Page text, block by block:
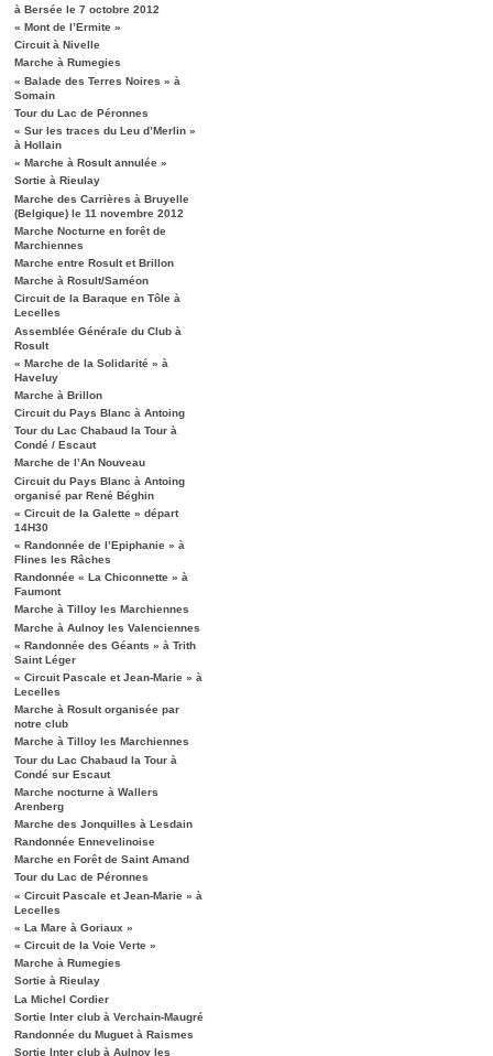
à Bersée le 7 octobre 2012
« Mont de l’Ermite »
Circuit à Nivelle
Marche à Rumegies
« Balade des Terres Noires » à
Somain
Tour du Lac de Péronnes
« Sur les traces du Leu d’Merlin »
à Hollain
« Marche à Rosult annulée »
Sortie à Rieulay
Marche des Carrières à Bruyelle
(Belgique) le 11 novembre 2012
Marche Nocturne en forêt de
Marchiennes
Marche entre Rosult et Brillon
Marche à Rosult/Saméon
Circuit de la Baraque en Tôle à
Lecelles
Assemblée Générale du Club à
Rosult
« Marche de la Solidarité » à
Haveluy
Marche à Brillon
Circuit du Pays Blanc à Antoing
Tour du Lac Chabaud la Tour à
Condé / Escaut
Marche de l’An Nouveau
Circuit du Pays Blanc à Antoing
organisé par René Béghin
« Circuit de la Galette » départ
14H30
« Randonnée de l’Epiphanie » à
Flines les Râches
Randonnée « La Chiconnette » à
Faumont
Marche à Tilloy les Marchiennes
Marche à Aulnoy les Valenciennes
« Randonnée des Géants » à Trith
Saint Léger
« Circuit Pascale et Jean-Marie » à
Lecelles
Marche à Rosult organisée par
notre club
Marche à Tilloy les Marchiennes
Tour du Lac Chabaud la Tour à
Condé sur Escaut
Marche nocturne à Wallers
Arenberg
Marche des Jonquilles à Lesdain
Randonnée Ennevelinoise
Marche en Forêt de Saint Amand
Tour du Lac de Péronnes
« Circuit Pascale et Jean-Marie » à
Lecelles
« La Mare à Goriaux »
« Circuit de la Voie Verte »
Marche à Rumegies
Sortie à Rieulay
La Michel Cordier
Sortie Inter club à Verchain-Maugré
Randonnée du Muguet à Raismes
Sortie Inter club à Aulnoy les